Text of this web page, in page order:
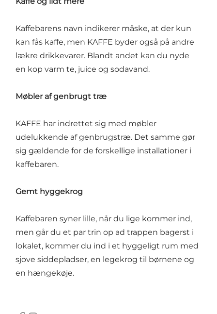
Kaffebarens navn indikerer måske, at der kun
kan fås kaffe, men KAFFE byder også på andre
lækre drikkevarer. Blandt andet kan du nyde
en kop varm te, juice og sodavand.
Møbler af genbrugt træ
KAFFE har indrettet sig med møbler
udelukkende af genbrugstræ. Det samme gør
sig gældende for de forskellige installationer i
kaffebaren.
Gemt hyggekrog
Kaffebaren syner lille, når du lige kommer ind,
men går du et par trin op ad trappen bagerst i
lokalet, kommer du ind i et hyggeligt rum med
sjove siddepladser, en legekrog til børnene og
en hængekøje.